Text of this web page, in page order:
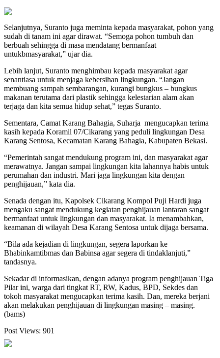
Selanjutnya, Suranto juga meminta kepada masyarakat, pohon yang
sudah di tanam ini agar dirawat. “Semoga pohon tumbuh dan
berbuah sehingga di masa mendatang bermanfaat
untukbmasyarakat,” ujar dia.
Lebih lanjut, Suranto menghimbau kepada masyarakat agar
senantiasa untuk menjaga kebersihan lingkungan. “Jangan
membuang sampah sembarangan, kurangi bungkus – bungkus
makanan terutama dari plastik sehingga kelestarian alam akan
terjaga dan kita semua hidup sehat,” tegas Suranto.
Sementara, Camat Karang Bahagia, Suharja mengucapkan terima
kasih kepada Koramil 07/Cikarang yang peduli lingkungan Desa
Karang Sentosa, Kecamatan Karang Bahagia, Kabupaten Bekasi.
“Pemerintah sangat mendukung program ini, dan masyarakat agar
merawatnya. Jangan sampai lingkungan kita lahannya habis untuk
perumahan dan industri. Mari jaga lingkungan kita dengan
penghijauan,” kata dia.
Senada dengan itu, Kapolsek Cikarang Kompol Puji Hardi juga
mengaku sangat mendukung kegiatan penghijauan lantaran sangat
bermanfaat untuk lingkungan dan masyarakat. Ia menambahkan,
keamanan di wilayah Desa Karang Sentosa untuk dijaga bersama.
“Bila ada kejadian di lingkungan, segera laporkan ke
Bhabinkamtibmas dan Babinsa agar segera di tindaklanjuti,”
tandasnya.
Sekadar di informasikan, dengan adanya program penghijauan Tiga
Pilar ini, warga dari tingkat RT, RW, Kadus, BPD, Sekdes dan
tokoh masyarakat mengucapkan terima kasih. Dan, mereka berjani
akan melakukan penghijauan di lingkungan masing – masing.
(bams)
Post Views: 901